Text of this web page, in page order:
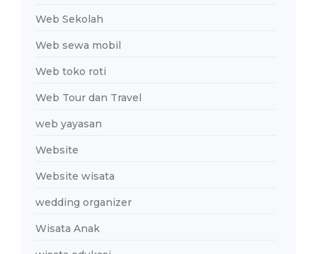
Web Sekolah
Web sewa mobil
Web toko roti
Web Tour dan Travel
web yayasan
Website
Website wisata
wedding organizer
Wisata Anak